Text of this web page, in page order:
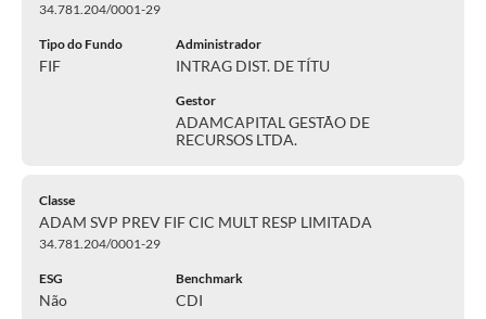
34.781.204/0001-29
Tipo do Fundo
FIF
Administrador
INTRAG DIST. DE TÍTU
Gestor
ADAMCAPITAL GESTÃO DE
RECURSOS LTDA.
Classe
ADAM SVP PREV FIF CIC MULT RESP LIMITADA
34.781.204/0001-29
ESG
Não
Benchmark
CDI